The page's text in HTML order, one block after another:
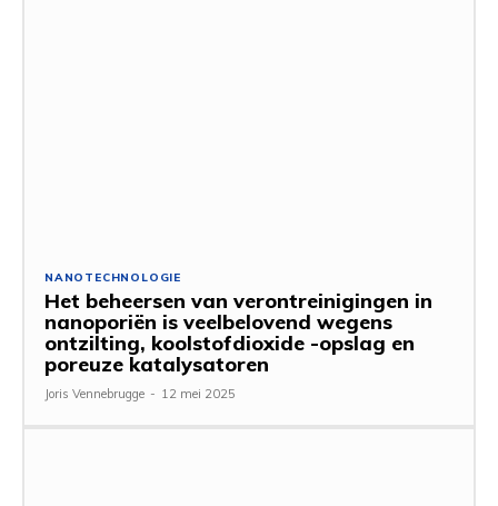
NANOTECHNOLOGIE
Het beheersen van verontreinigingen in
nanoporiën is veelbelovend wegens
ontzilting, koolstofdioxide -opslag en
poreuze katalysatoren
Joris Vennebrugge - 12 mei 2025